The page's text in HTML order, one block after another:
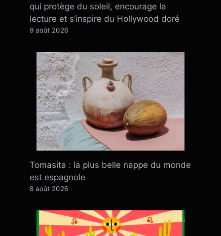
qui protège du soleil, encourage la
lecture et s’inspire du Hollywood doré
9 août 2026
Tomasita : la plus belle nappe du monde
est espagnole
8 août 2026